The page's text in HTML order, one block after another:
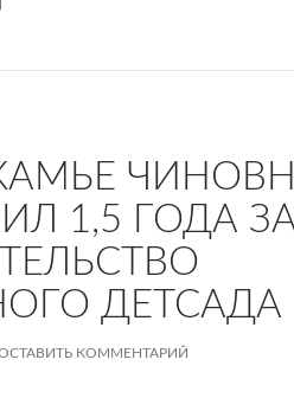
1,5 ГОДА
ДЕТСАДА
КОММЕНТАРИЙ